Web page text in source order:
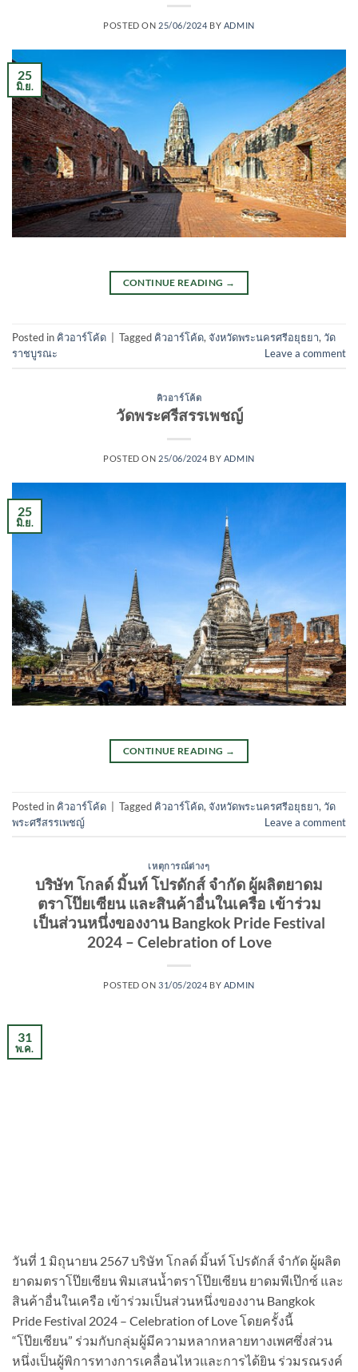
POSTED ON 25/06/2024 BY ADMIN
25
มิ.ย.
CONTINUE READING →
Posted in คิวอาร์โค้ด Tagged คิวอาร์โค้ด, จังหวัดพระนครศรีอยุธยา, วัด
ราชบูรณะ
Leave a comment
คิวอาร์โค้ด
วัดพระศรีสรรเพชญ์
POSTED ON 25/06/2024 BY ADMIN
25
มิ.ย.
CONTINUE READING →
Posted in คิวอาร์โค้ด | Tagged คิวอาร์โค้ด, จังหวัดพระนครศรีอยุธยา, วัด
พระศรีสรรเพชญ์
Leave a comment
เหตุการณ์ต่างๆ
บริษัท โกลด์ มิ้นท์ โปรดักส์ จำกัด ผู้ผลิตยาดม
ตราโป๊ยเซียน และสินค้าอื่นในเครือ เข้าร่วม
เป็นส่วนหนึ่งของงาน Bangkok Pride Festival
2024 – Celebration of Love
POSTED ON 31/05/2024 BY ADMIN
31
พ.ค.
วันที่ 1 มิถุนายน 2567 บริษัท โกลด์ มิ้นท์ โปรดักส์ จำกัด ผู้ผลิต
ยาดมตราโป๊ยเซียน พิมเสนน้ำตราโป๊ยเซียน ยาดมพีเป๊กซ์ และ
สินค้าอื่นในเครือ เข้าร่วมเป็นส่วนหนึ่งของงาน Bangkok
Pride Festival 2024 – Celebration of Love โดยครั้งนี้
“โป๊ยเซียน” ร่วมกับกลุ่มผู้มีความหลากหลายทางเพศซึ่งส่วน
หนึ่งเป็นผู้พิการทางการเคลื่อนไหวและการได้ยิน ร่วมรณรงค์